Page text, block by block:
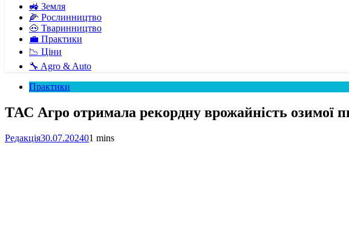
🚜 Земля
🌽 Рослинництво
🐽 Тваринництво
💼 Практики
📉 Ціни
🔧 Agro & Auto
Практики
ТАС Агро отримала рекордну врожайність озимої
Редакція30.07.202401 mins